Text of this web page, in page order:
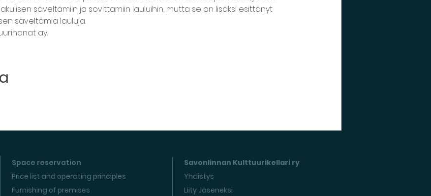
säveltämiin ja sovittamiin lauluihin, mutta se on lisäksi esittänyt
säveltämiä lauluja.
ay.
Space reservation
Price list and operating principles
Furnishing of premises
Savonlinnan Kulttuurikellari ry
Yhdistys
Liity Jäseneksi